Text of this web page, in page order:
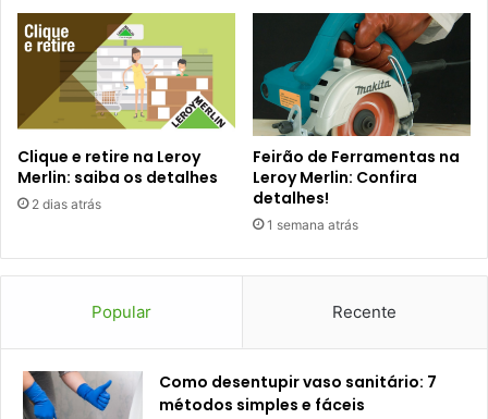
Clique e retire na Leroy
Merlin: saiba os detalhes
2 dias atrás
Feirão de Ferramentas na
Leroy Merlin: Confira
detalhes!
1 semana atrás
Popular Recente
Como desentupir vaso sanitário: 7
métodos simples e fáceis